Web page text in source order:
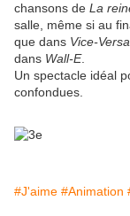
chansons de La
salle, même si au
que dans Vice-Versa
dans Wall-E.
Un spectacle idéal
confondues.
#J'aime #Animation